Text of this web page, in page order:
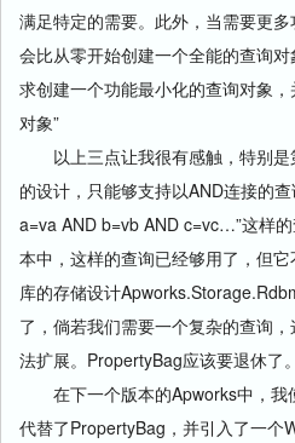
满足特定的需要。此外，当需要更
会比从零开始创建一个全能的查询
求创建一个功能最小化的查询对象
对象”
以上三点让我很有感触，特别是
的设计，只能够支持以AND连接的
a=va AND b=vb AND c=vc…”这样
本中，这样的查询已经够用了，但
库的存储设计
了，倘若我们需要一个复杂的查询
法扩展。PropertyBag应该要退休了。
在下一个版本的Apworks中，我
代替了PropertyBag，并引入了一个